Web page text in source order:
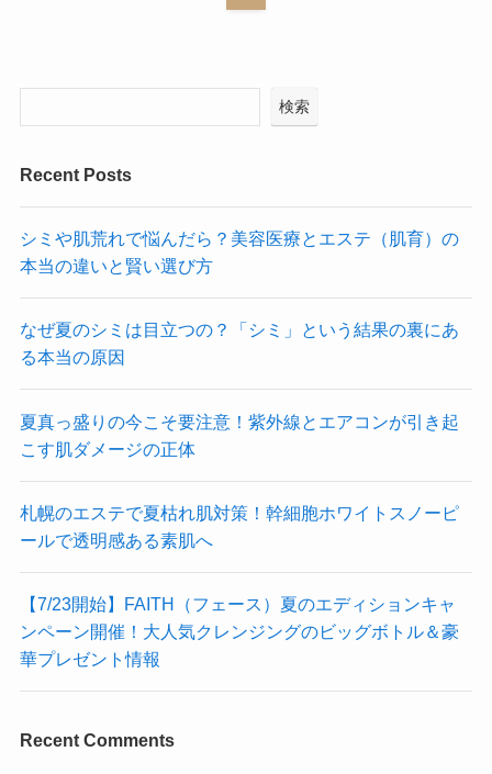
検索
Recent Posts
シミや肌荒れで悩んだら？美容医療とエステ（肌育）の
本当の違いと賢い選び方
なぜ夏のシミは目立つの？「シミ」という結果の裏にあ
る本当の原因
夏真っ盛りの今こそ要注意！紫外線とエアコンが引き起
こす肌ダメージの正体
札幌のエステで夏枯れ肌対策！幹細胞ホワイトスノーピ
ールで透明感ある素肌へ
【7/23開始】FAITH（フェース）夏のエディションキャ
ンペーン開催！大人気クレンジングのビッグボトル＆豪
華プレゼント情報
Recent Comments